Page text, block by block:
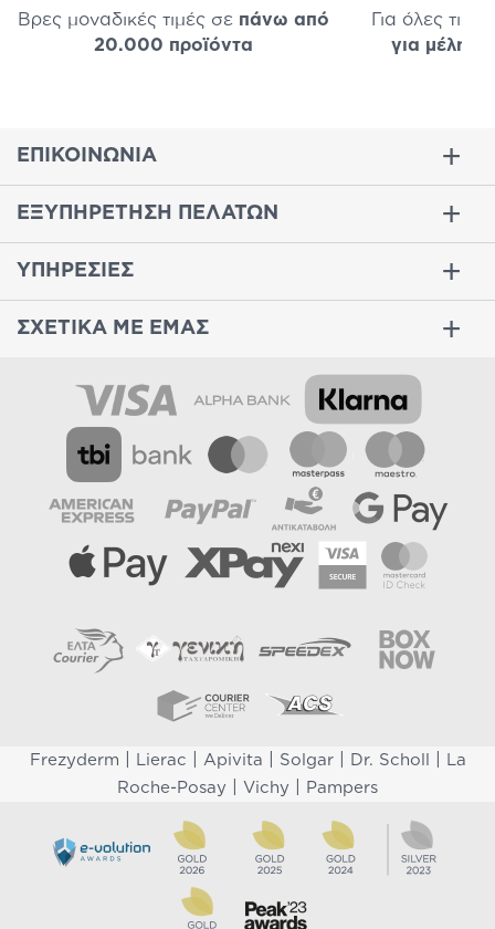
Βρες μοναδικές τιμές σε πάνω από
20.000 προϊόντα
Για όλες τις
για μέλη
ΕΠΙΚΟΙΝΩΝΙΑ
ΕΞΥΠΗΡΕΤΗΣΗ ΠΕΛΑΤΩΝ
ΥΠΗΡΕΣΙΕΣ
ΣΧΕΤΙΚΑ ΜΕ ΕΜΑΣ
Frezyderm Lierac Apivita Solgar| Dr. Scholl
La
Roche-Posay
Vichy Pampers